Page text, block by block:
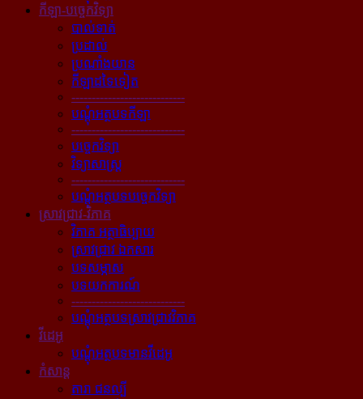
កីឡា-បច្ចេកវិទ្យា
បាល់ទាត់
ប្រដាល់
ប្រណាំងយាន
កីឡាដទៃទៀត
----------------------------
បណ្ដុំអត្ថបទកីឡា
----------------------------
បច្ចេកវិទ្យា
វិទ្យាសាស្ត្រ
----------------------------
បណ្ដុំអត្ថបទបច្ចេកវិទ្យា
ស្រាវជ្រាវ-វិភាគ
វិភាគ អត្ថាធិប្បាយ
ស្រាវជ្រាវ ឯកសារ
បទសម្ភាស
បទយកការណ៍
----------------------------
បណ្ដុំអត្ថបទស្រាវជ្រាវវិភាគ
វីដេអូ
បណ្ដុំអត្ថបទមានវីដេអូ
កំសាន្ដ
តារា ជនល្បី